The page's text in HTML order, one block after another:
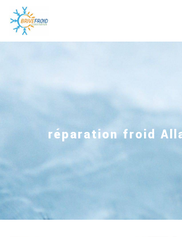
réparation froid
Panneau de gestion des cookies